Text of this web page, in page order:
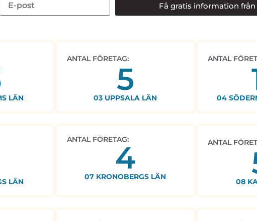
Få gratis information från
LÄN
ANTAL FÖRETAG:
5
03 UPPSALA LÄN
ANTAL
04
LÄN
ANTAL FÖRETAG:
4
07 KRONOBERGS LÄN
ANTAL
08